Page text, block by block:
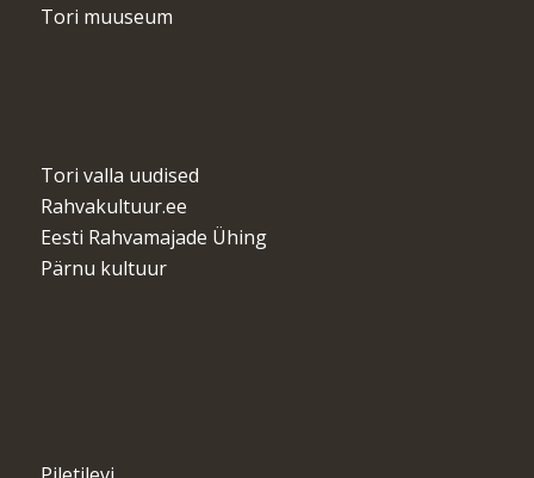
Tori muuseum
Tori valla uudised
Rahvakultuur.ee
Eesti Rahvamajade Ühing
Pärnu kultuur